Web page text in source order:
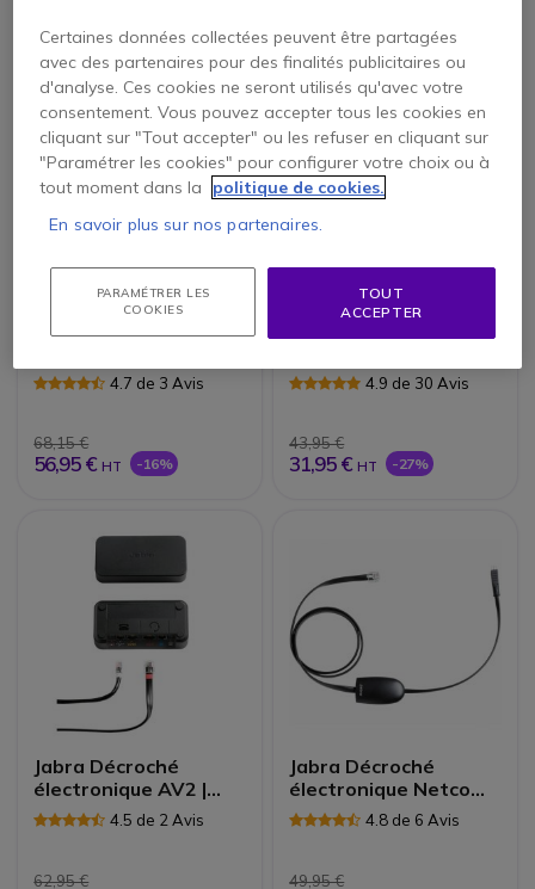
45,95 €
EPOS IMPACT CEHS-
4.7 de 3 Avis
68,15 €
56,95 € HT -16%
pour casque4.9 de 30 Avis
43,95 €
31,95 € HT -27%
Jabra Décroché
électronique AV2 |
Accessoires4.5 de 2 Avis
62,95 €
Jabra Décroché
électronique Netcom
pour Polycom |
Accessoires
4.8 de 6 Avis
49,95 €
Certaines données collectées peuvent être partagées
avec des partenaires pour des finalités publicitaires ou
d'analyse. Ces cookies ne seront utilisés qu'avec votre
consentement. Vous pouvez accepter tous les cookies en
cliquant sur "Tout accepter" ou les refuser en cliquant sur
"Paramétrer les cookies" pour configurer votre choix ou à
tout moment dans la
politique de cookies.
En savoir plus sur nos partenaires.
PARAMÉTRER LES
COOKIES
TOUT
ACCEPTER